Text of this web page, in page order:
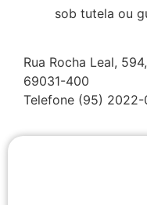
sob tutela ou
Rua Rocha Leal,
69031-400
Telefone (95) 2022-